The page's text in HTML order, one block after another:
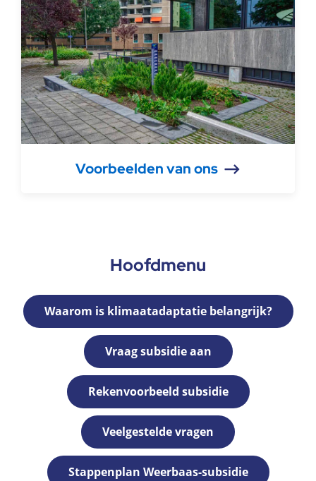
Voorbeelden van ons
Hoofdmenu
Waarom is klimaatadaptatie belangrijk?
Vraag subsidie aan
Rekenvoorbeeld subsidie
Veelgestelde vragen
Stappenplan Weerbaas-subsidie